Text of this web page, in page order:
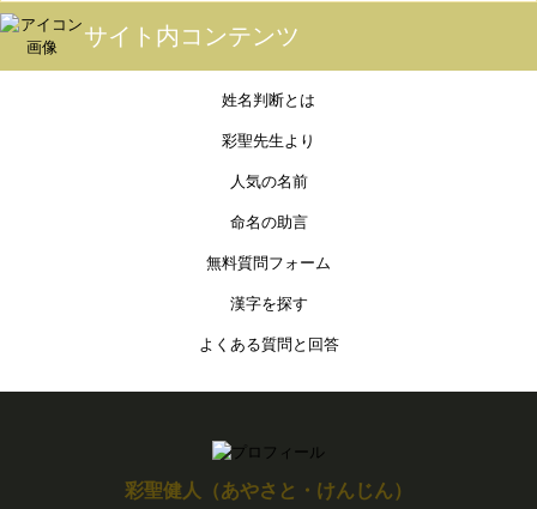
サイト内コンテンツ
姓名判断とは
彩聖先生より
人気の名前
命名の助言
無料質問フォーム
漢字を探す
よくある質問と回答
彩聖健人（あやさと・けんじん）